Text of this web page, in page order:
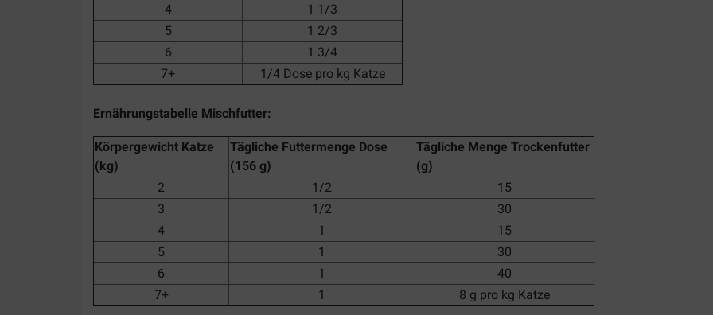
4
1 1/3
5
1 2/3
6
1 3/4
7+
1/4 Dose pro kg Katze
Ernährungstabelle Mischfutter:
Körpergewicht Katze
(kg)
Tägliche Futtermenge Dose
(156 g)
Tägliche Menge Trockenfutter
(g)
2
1/2
15
3
1/2
30
4
1
15
5
1
30
6
1
40
7+
1 8 g pro kg Katze